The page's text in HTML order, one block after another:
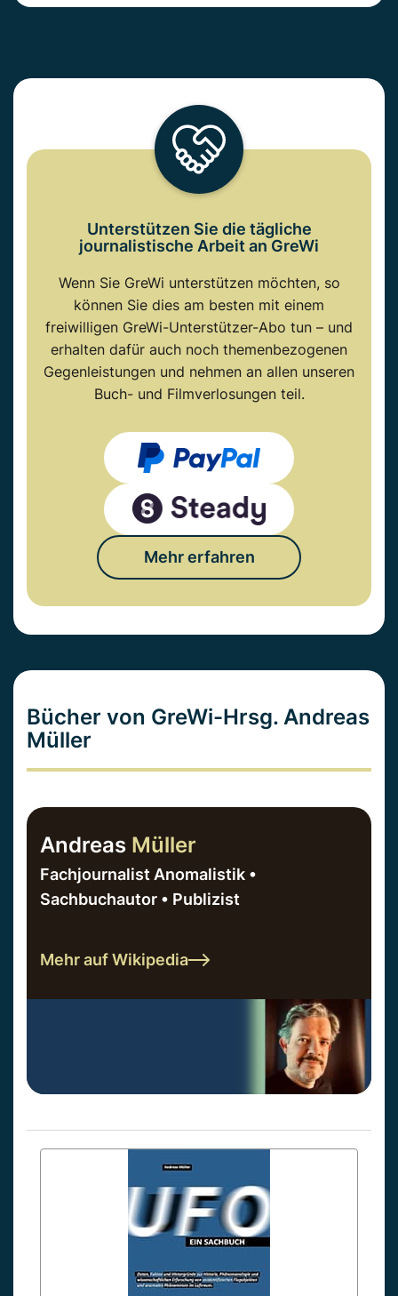
Unterstützen Sie die tägliche
journalistische Arbeit an GreWi
Wenn Sie GreWi unterstützen möchten, so
können Sie dies am besten mit einem
freiwilligen GreWi-Unterstützer-Abo tun – und
erhalten dafür auch noch themenbezogenen
Gegenleistungen und nehmen an allen unseren
Buch- und Filmverlosungen teil.
Mehr erfahren
Bücher von GreWi-Hrsg. Andreas
Müller
Andreas Müller
Fachjournalist Anomalistik •
Sachbuchautor • Publizist
Mehr auf Wikipedia